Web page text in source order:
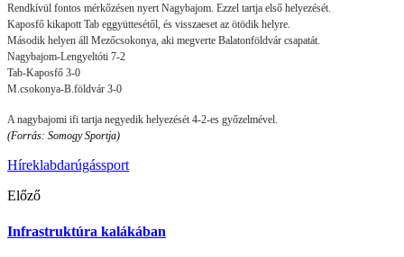
Rendkívül fontos mérkőzésen nyert Nagybajom. Ezzel tartja első helyezését.
Kaposfő kikapott Tab eggyüttesétől, és visszaeset az ötödik helyre.
Második helyen áll Mezőcsokonya, aki megverte Balatonföldvár csapatát.
Nagybajom-Lengyeltóti 7-2
Tab-Kaposfő 3-0
M.csokonya-B.földvár 3-0
A nagybajomi ifi tartja negyedik helyezését 4-2-es győzelmével.
(Forrás: Somogy Sportja)
Híreklabdarúgássport
Előző
Infrastruktúra kalákában